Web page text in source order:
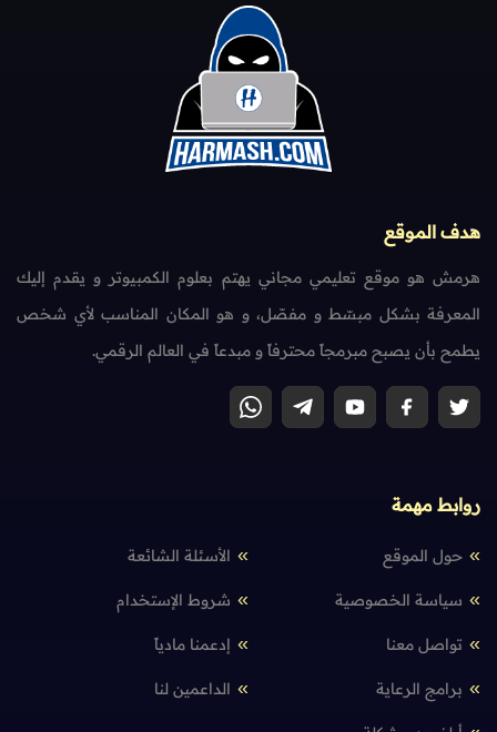
هدف الموقع
هرمش هو موقع تعليمي مجاني يهتم بعلوم الكمبيوتر و يقدم إليك
المعرفة بشكل مبسّط و مفصّل، و هو المكان المناسب لأي شخص
يطمح بأن يصبح مبرمجاً محترفاً و مبدعاً في العالم الرقمي.
روابط مهمة
حول الموقع الأسئلة الشائعة
سياسة الخصوصية شروط الإستخدام
تواصل معنا إدعمنا مادياً
برامج الرعاية الداعمين لنا